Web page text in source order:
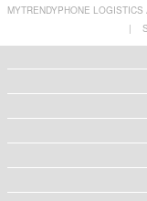
MYTRENDYPHONE LOGISTICS
|